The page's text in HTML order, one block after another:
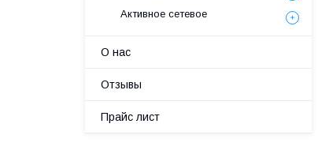
Активное сетевое
О нас
Отзывы
Прайс лист